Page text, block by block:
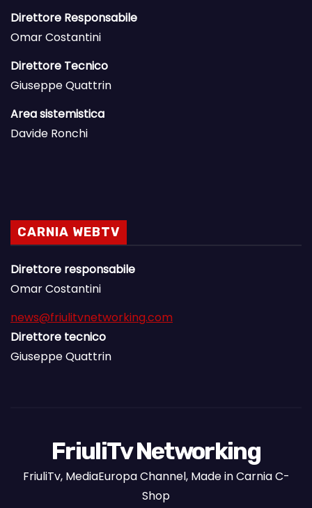
Direttore Responsabile
Omar Costantini
Direttore Tecnico
Giuseppe Quattrin
Area sistemistica
Davide Ronchi
CARNIA WEBTV
Direttore responsabile
Omar Costantini
news@friulitvnetworking.com
Direttore tecnico
Giuseppe Quattrin
FriuliTv Networking
FriuliTv, MediaEuropa Channel, Made in Carnia C-
Shop